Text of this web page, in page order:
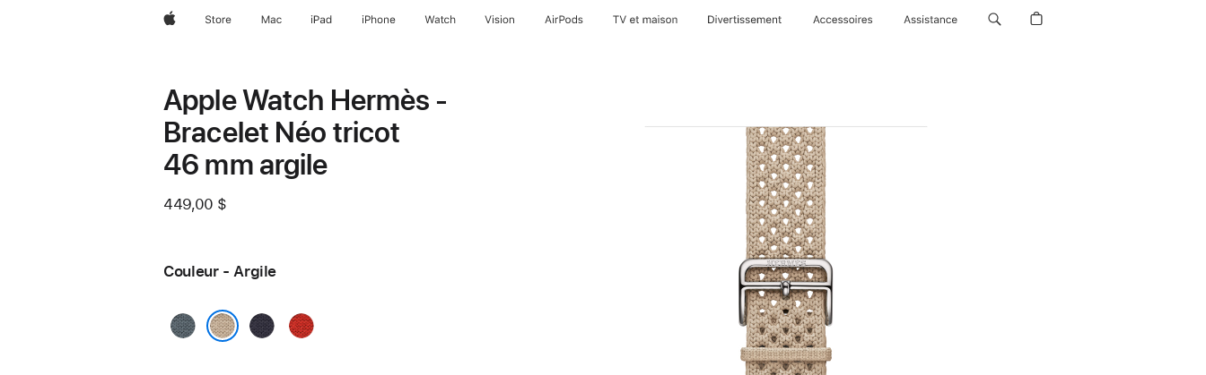
AppleStore Mac iPad iPhone Watch Vision AirPods TV et maison Divertissement Accessoires Assistance
Apple Watch Hermès -
Bracelet Néo tricot
46 mm argile
449,00 $
Couleur - Argile
Bleu
Bleu
Capucine